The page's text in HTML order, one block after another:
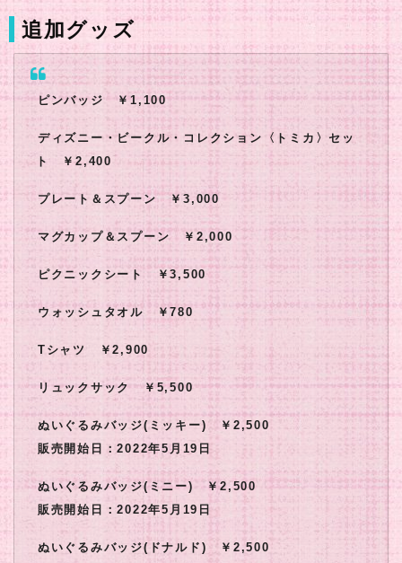
追加グッズ
ピンバッジ ￥1,100
ディズニー・ビークル・コレクション〈トミカ〉セッ
ト ￥2,400
プレート＆スプーン ￥3,000
マグカップ＆スプーン ￥2,000
ピクニックシート ￥3,500
ウォッシュタオル ￥780
Tシャツ ￥2,900
リュックサック ￥5,500
ぬいぐるみバッジ(ミッキー) ￥2,500
販売開始日：2022年5月19日
ぬいぐるみバッジ(ミニー) ￥2,500
販売開始日：2022年5月19日
ぬいぐるみバッジ(ドナルド) ￥2,500